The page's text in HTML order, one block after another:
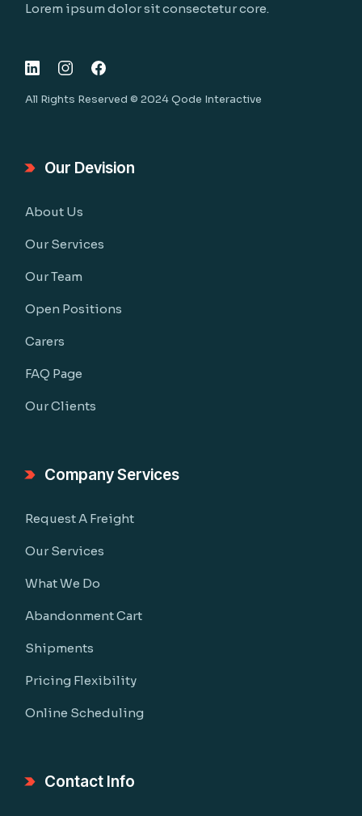
Lorem ipsum dolor sit consectetur core.
All Rights Reserved © 2024Qode Interactive
Our Devision
About Us
Our Services
Our Team
Open Positions
Carers
FAQ Page
Our Clients
Company Services
Request A Freight
Our Services
What We Do
Abandonment Cart
Shipments
Pricing Flexibility
Online Scheduling
Contact Info